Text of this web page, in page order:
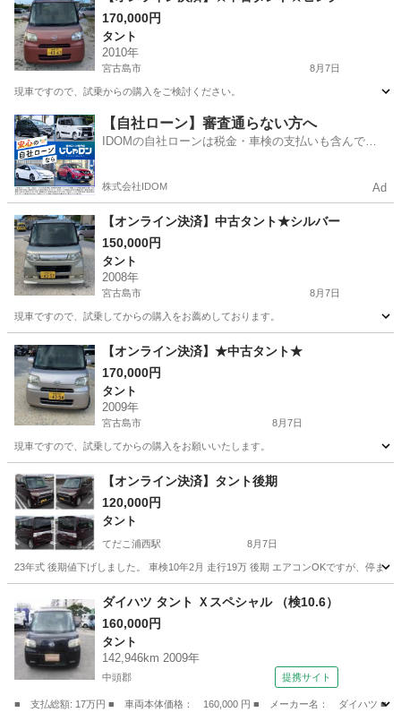
170,000円
タント
2010年
宮古島市 8月7日
現車ですので、試乗からの購入をご検討ください。
沖縄 宮古島市 タント
【自社ローン】審査通らない方へ
IDOMの自社ローンは税金・車検の支払いも含んでい
株式会社IDOM Ad
【オンライン決済】中古タント★シルバー
150,000円
タント
2008年
宮古島市 8月7日
現車ですので、試乗してからの購入をお薦めしております。
沖縄 宮古島市 タント
【オンライン決済】★中古タント★
170,000円
タント
2009年
宮古島市 8月7日
現車ですので、試乗してからの購入をお願いいたします。
沖縄 宮古島市 タント
【オンライン決済】タント後期
120,000円
タント
てだこ浦西駅 8月7日
23年式 後期値下げしました。 車検10年2月 走行19万 後期 エアコンOKですが、停ま
てだこ浦西駅 タント
ダイハツ タント Ｘスペシャル （検10.6）
160,000円
タント
142,946km 2009年
中頭郡 提携サイト
■ 支払総額: 17万円 ■ 車両本体価格： 160,000 円 ■ メーカー名： ダイハツ